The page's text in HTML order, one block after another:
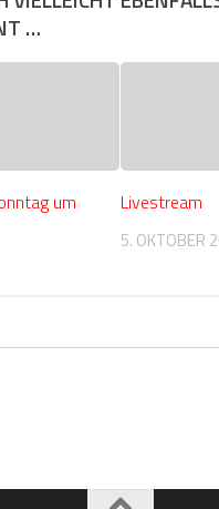
…
um
Livestream
5. OKTOBER